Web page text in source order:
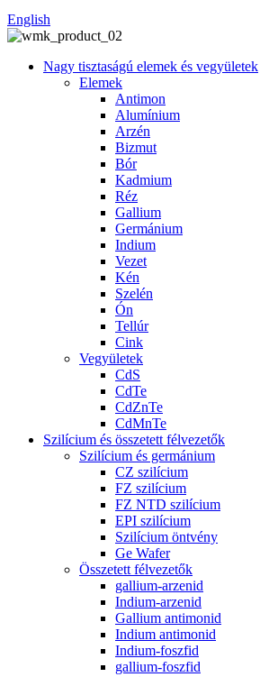
English
Nagy tisztaságú elemek és vegyületek
Elemek
Antimon
Alumínium
Arzén
Bizmut
Bór
Kadmium
Réz
Gallium
Germánium
Indium
Vezet
Kén
Szelén
Ón
Tellúr
Cink
Vegyületek
CdS
CdTe
CdZnTe
CdMnTe
Szilícium és összetett félvezetők
Szilícium és germánium
CZ szilícium
FZ szilícium
FZ NTD szilícium
EPI szilícium
Szilícium öntvény
Ge Wafer
Összetett félvezetők
gallium-arzenid
Indium-arzenid
Gallium antimonid
Indium antimonid
Indium-foszfid
gallium-foszfid